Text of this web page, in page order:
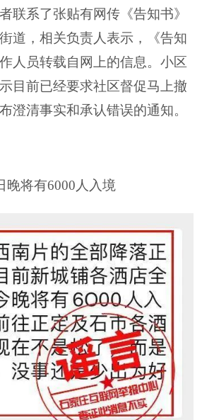
联系了张贴有网传《告知书》
道，相关负责人表示，《告知
人员转载自网上的信息。小区
目前已经要求社区督促马上撤
澄清事实和承认错误的通知。
晚将有6000人入境